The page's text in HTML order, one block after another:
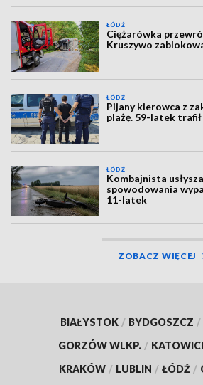
ŁÓDŹ
Ciężarówka
Kruszywo
ŁÓDŹ
Pijany kierowca z
plażę. 59-latek
ŁÓDŹ
Kombajnista
spowodowania
11-latek
ZOBACZ WIĘCEJ
BIAŁYSTOK / BYDGOSZCZ /
GORZÓW WLKP. /
KRAKÓW / LUBLIN / ŁÓDŹ /